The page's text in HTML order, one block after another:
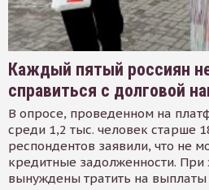
Каждый пятый россиян
справиться с долговой
В опросе, проведенном на
среди 1,2 тыс. человек старше
респондентов заявили, что не
кредитные задолженности.
вынуждены тратить на